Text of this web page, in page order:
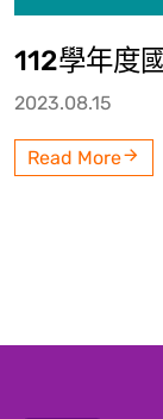
112學年度
2023.08.15
Read More